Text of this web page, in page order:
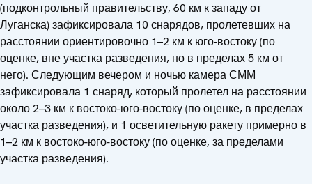
(подконтрольный правительству, 60 км к западу от
Луганска) зафиксировала 10 снарядов, пролетевших на
расстоянии ориентировочно 1–2 км к юго-востоку (по
оценке, вне участка разведения, но в пределах 5 км от
него). Следующим вечером и ночью камера СММ
зафиксировала 1 снаряд, который пролетел на расстоянии
около 2–3 км к востоко-юго-востоку (по оценке, в пределах
участка разведения), и 1 осветительную ракету примерно в
1–2 км к востоко-юго-востоку (по оценке, за пределами
участка разведения).